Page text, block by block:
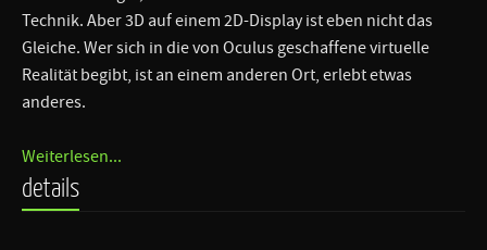
Technik. Aber 3D auf einem 2D-Display ist eben nicht das
Gleiche. Wer sich in die von Oculus geschaffene virtuelle
Realität begibt, ist an einem anderen Ort, erlebt etwas
anderes.
Weiterlesen...
details